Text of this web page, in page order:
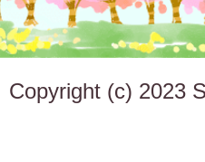
Copyright (c) 2023